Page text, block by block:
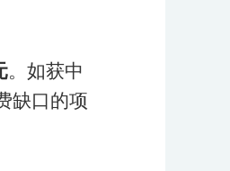
。如获中
缺口的项